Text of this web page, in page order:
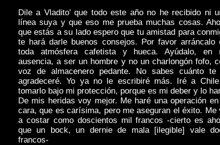
Dile a Vladito' que todo este año no he recibido ni
línea suya y que eso me prueba muchas cosas.
que estás a su lado espero que tu amistad para
te hará darle buenos consejos. Por favor arráncalo
toda atmósfera cafetista y hueca. Ayúdalo, en
ausencia, a ser un hombre y no un charlongón fofo,
voz de almacenero pedante. No sabes cuánto te
agradeceré. Yo ya no le escribiré más. Iré a
tomarlo bajo mi protección, porque es mi deber y lo
De mis heridas voy mejor. Me haré una operación
cara, que es carísima, pero me aseguran el éxito. Me
a costar como doscientos mil francos -cierto es
que un bock, un dernie de mala [ilegible] vale
francos-